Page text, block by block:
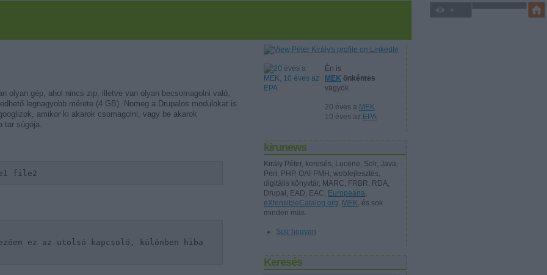
Én is
MEK önkéntes
vagyok
20 éves a MEK
10 éves az EPA
kirunews
Király Péter, keresés, Lucene, Solr, Java,
Perl, PHP, OAI-PMH, webfejlesztés,
digitális könyvtár, MARC, FRBR, RDA,
Drupal, EAD, EAC, Europeana,
eXtensibleCatalog.org, MEK, és sok
minden más.
Solr hogyan
Keresés
olyan gép, ahol nincs zip, illetve van olyan becsomagolni való,
legnagyobb mérete (4 GB). Nomeg a Drupalos modulokat is
amikor ki akarok csomagolni, vagy be akarok
tar súgója.
file2
ez az utolsó kapcsoló, különben hiba